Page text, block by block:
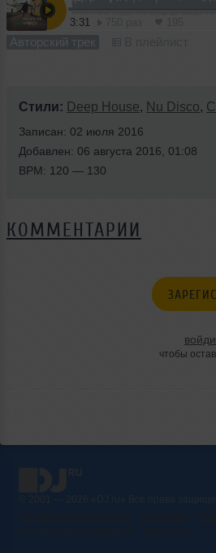
3:31
Авторский трек
Стили: Deep House, Nu Disco,
Записан: 02 июля 2016
Добавлен: 06 августа 2016, 01:08
BPM: 120 — 130
КОММЕНТАРИИ
чтобы